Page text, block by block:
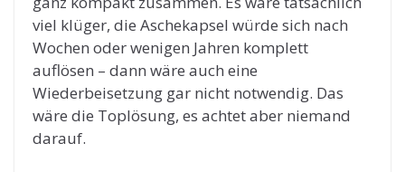
viel klüger, die Aschekapsel würde sich nach
Wochen oder wenigen Jahren komplett
auflösen – dann wäre auch eine
Wiederbeisetzung gar nicht notwendig. Das
wäre die Toplösung, es achtet aber niemand
darauf.